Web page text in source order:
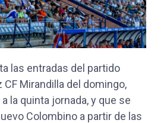
las entradas del partido
CF Mirandilla del domingo,
la quinta jornada, y que se
Colombino a partir de las